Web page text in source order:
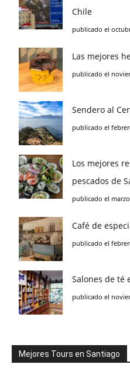
Chile
publicado el
Las mejores
publicado el
Sendero al
publicado el
Los mejores
pescados de
publicado el marzo
Café de
publicado el
Salones de té
publicado el
Mejores Tours en Santiago